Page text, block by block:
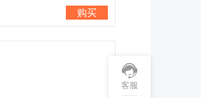
购买
客服